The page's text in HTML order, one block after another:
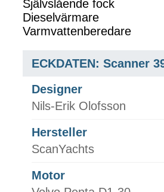
Självslående fock
Dieselvärmare
Varmvattenberedare
ECKDATEN: Scanner
Designer
Nils-Erik Olofsson
Hersteller
ScanYachts
Motor